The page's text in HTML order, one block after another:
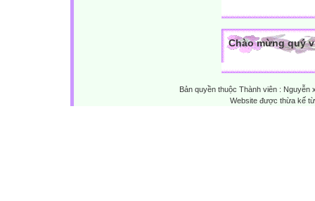
Chào mừng quý
Bản quyền thuộc Thành viên :
Website được thừa kế